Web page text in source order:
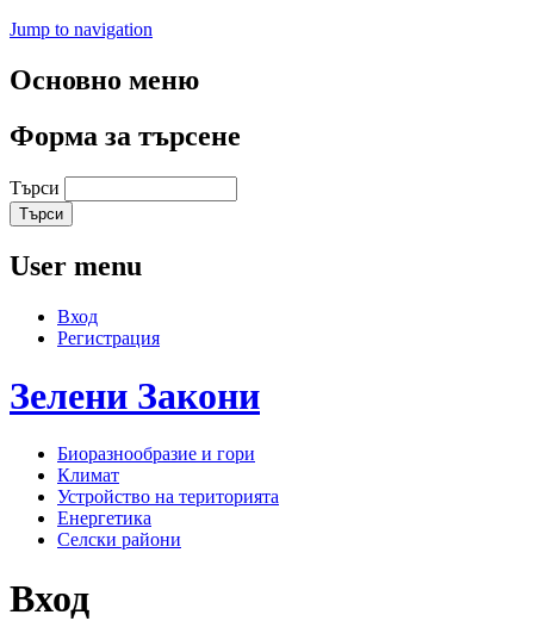
Jump to navigation
Основно меню
Форма за търсене
Търси
User menu
Вход
Регистрация
Зелени Закони
Биоразнообразие и гори
Климат
Устройство на територията
Енергетика
Селски райони
Вход